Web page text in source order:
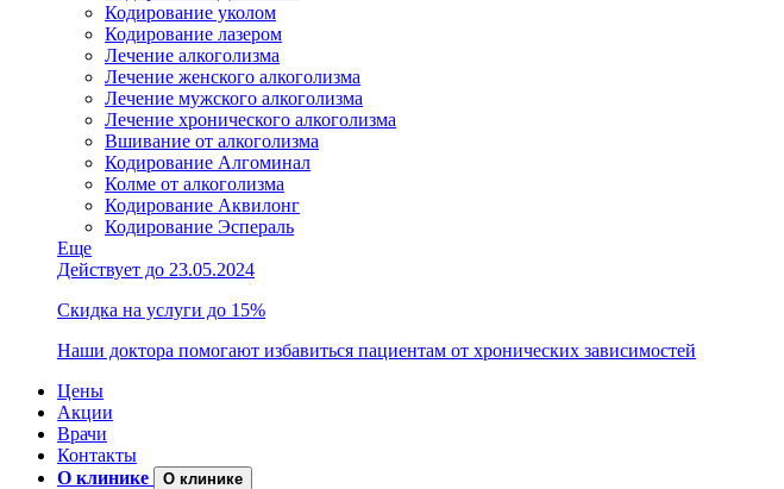
Кодирование уколом
Кодирование лазером
Лечение алкоголизма
Лечение женского алкоголизма
Лечение мужского алкоголизма
Лечение хронического алкоголизма
Вшивание от алкоголизма
Кодирование Алгоминал
Колме от алкоголизма
Кодирование Аквилонг
Кодирование Эспераль
Еще
Действует до 23.05.2024
Скидка на услуги до 15%
Наши доктора помогают избавиться пациентам от хронических зависимостей
Цены
Акции
Врачи
Контакты
О клинике
О клинике